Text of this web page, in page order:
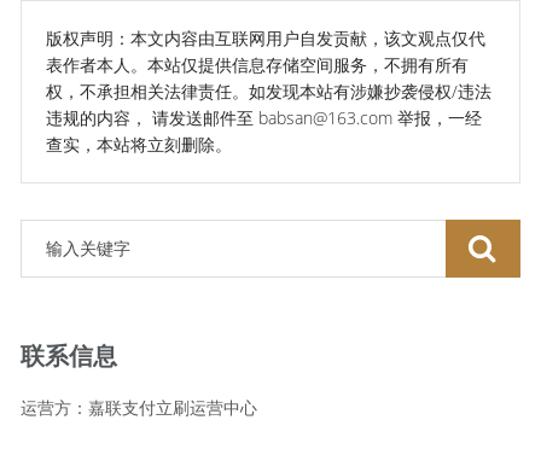
版权声明：本文内容由互联网用户自发贡献，该文观点仅代
表作者本人。本站仅提供信息存储空间服务，不拥有所有
权，不承担相关法律责任。如发现本站有涉嫌抄袭侵权/违法
违规的内容， 请发送邮件至 babsan@163.com 举报，一经
查实，本站将立刻删除。
联系信息
运营方：嘉联支付立刷运营中心